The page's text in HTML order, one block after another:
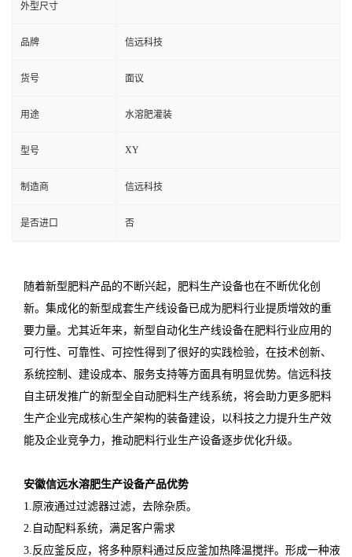
外型尺寸
品牌 信远科技
货号 面议
用途 水溶肥灌装
型号 XY
制造商 信远科技
是否进口 否
随着新型肥料产品的不断兴起，肥料生产设备也在不断优化创
新。集成化的新型成套生产线设备已成为肥料行业提质增效的重
要力量。尤其近年来，新型自动化生产线设备在肥料行业应用的
可行性、可靠性、可控性得到了很好的实践检验，在技术创新、
系统控制、建设成本、服务支持等方面具有明显优势。信远科技
自主研发推广的新型全自动肥料生产线系统，将会助力更多肥料
生产企业完成核心生产架构的装备建设，以科技之力提升生产效
能及企业竞争力，推动肥料行业生产设备逐步优化升级。
安徽信远水溶肥生产设备产品优势
1.原液通过过滤器过滤，去除杂质。
2.自动配料系统，满足客户需求
3.反应釜反应，将多种原料通过反应釜加热降温搅拌。形成一种液